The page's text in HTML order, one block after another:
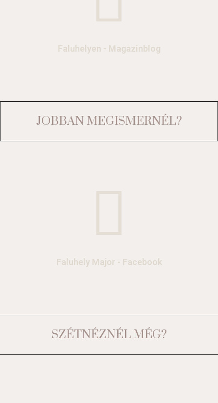
Faluhelyen - Magazinblog
JOBBAN MEGISMERNÉL?
Faluhely Major - Facebook
SZÉTNÉZNÉL MÉG?